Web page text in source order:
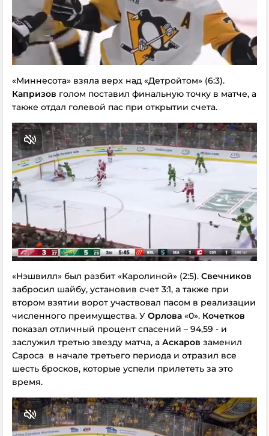
«Миннесота» взяла верх над «Детройтом» (6:3).
Капризов голом поставил финальную точку в матче, а
также отдал голевой пас при открытии счета.
«Нэшвилл» был разбит «Каролиной» (2:5). Свечников
забросил шайбу, установив счет 3:1, а также при
втором взятии ворот участвовал пасом в реализации
численного преимущества. У Орлова «0». Кочетков
показал отличный процент спасений – 94,59 - и
заслужил третью звезду матча, а Аскаров заменил
Сароса в начале третьего периода и отразил все
шесть бросков, которые успели прилететь за это
время.